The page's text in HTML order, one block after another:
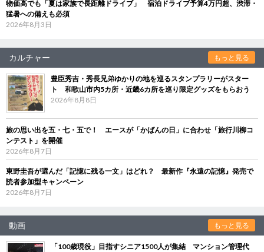
物価高でも「夏は家族で長距離ドライブ」 宿泊ドライブ予算4万円超、渋滞・
猛暑への備えも必須
2026年8月3日
カルチャー もっと見る
豊臣秀吉・秀長兄弟ゆかりの地を巡るスタンプラリーがスター
ト 和歌山市内5カ所・近畿6カ所を巡り限定グッズをもらおう
2026年8月8日
旅の思い出を五・七・五で！ エースが「かばんの日」に合わせ「旅行川柳コ
ンテスト」を開催
2026年8月7日
東野圭吾が選んだ「記憶に残る一文」はどれ？ 最新作『永遠の記憶』発売で
読者参加型キャンペーン
2026年8月7日
動画 もっと見る
「100歳現役」目指すシニア1500人が集結 マンション管理代